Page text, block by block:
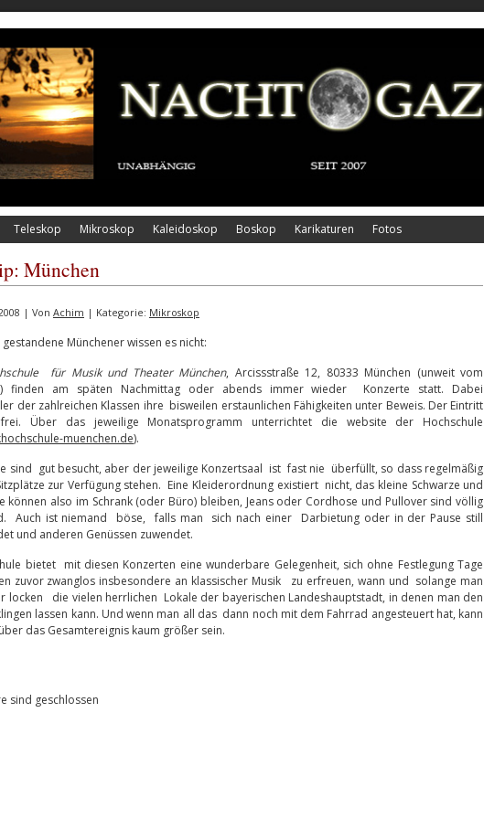
Teleskop Mikroskop Kaleidoskop Boskop Karikaturen Fotos
München
| Von Achim | Kategorie: Mikroskop
Münchener wissen es nicht:
für Musik und Theater München, Arcissstraße 12, 80333 München (unweit vom
finden am späten Nachmittag oder abends immer wieder Konzerte statt. Dabei
der zahlreichen Klassen ihre bisweilen erstaunlichen Fähigkeiten unter Beweis. Der Eintritt
Über das jeweilige Monatsprogramm unterrichtet die website der Hochschule
muenchen.de).
sind gut besucht, aber der jeweilige Konzertsaal ist fast nie überfüllt, so dass regelmäßig
zur Verfügung stehen. Eine Kleiderordnung existiert nicht, das kleine Schwarze und
können also im Schrank (oder Büro) bleiben, Jeans oder Cordhose und Pullover sind völlig
Auch ist niemand böse, falls man sich nach einer Darbietung oder in der Pause still
und anderen Genüssen zuwendet.
bietet mit diesen Konzerten eine wunderbare Gelegenheit, sich ohne Festlegung Tage
zuvor zwanglos insbesondere an klassischer Musik zu erfreuen, wann und solange man
locken die vielen herrlichen Lokale der bayerischen Landeshauptstadt, in denen man den
lassen kann. Und wenn man all das dann noch mit dem Fahrrad angesteuert hat, kann
das Gesamtereignis kaum größer sein.
sind geschlossen